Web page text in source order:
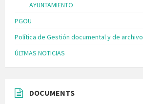
AYUNTAMIENTO
PGOU
Política de Gestión documental y de archivo
ÚLTMAS NOTICIAS
DOCUMENTS